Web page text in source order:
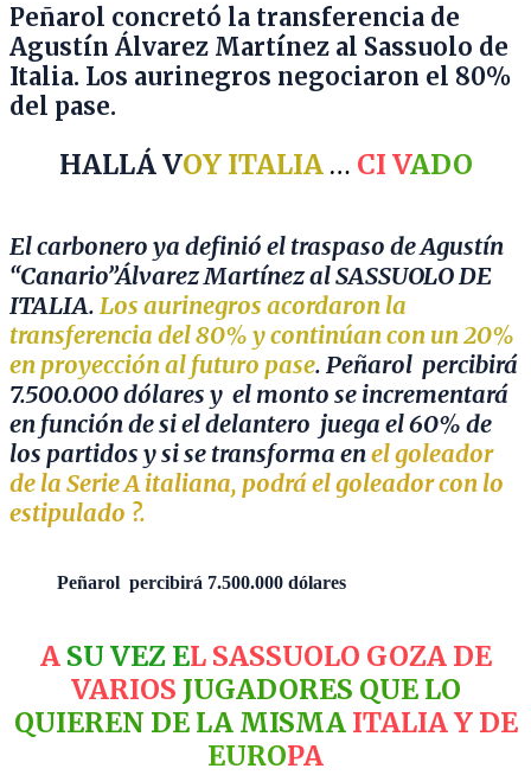
Peñarol concretó la transferencia de
Agustín Álvarez Martínez al Sassuolo de
Italia. Los aurinegros negociaron el 80%
del pase.
HALLÁ VOY ITALIA… CI VADO
El carbonero ya definió el traspaso de Agustín
“Canario”Álvarez Martínez al SASSUOLO DE
ITALIA. Los aurinegros acordaron la
transferencia del 80% y continúan con un 20%
en proyección al futuro pase. Peñarol percibirá
7.500.000 dólares y el monto se incrementará
en función de si el delantero juega el 60% de
los partidos y si se transforma enel goleador
de la Serie A italiana, podrá el goleador con lo
estipulado ?.
Peñarol percibirá 7.500.000 dólares
ASU VEZ EL SASSUOLO GOZA DE
VARIOS JUGADORES QUE LO
QUIEREN DE LA MISMAITALIA Y DE
EUROPA